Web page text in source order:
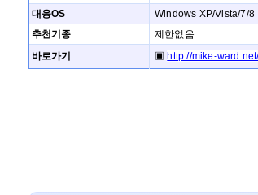
대응OS
Windows XP/Vista/7/8
추천기종
제한없음
바로가기
▣ http://mike-